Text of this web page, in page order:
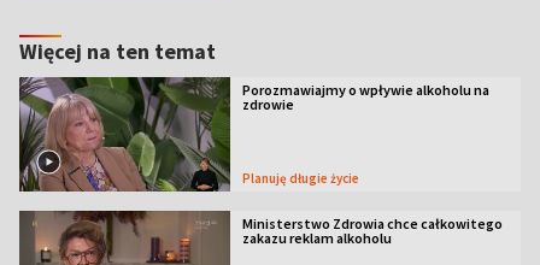
Więcej na ten temat
Porozmawiajmy o wpływie alkoholu na
zdrowie
Planuję długie życie
Ministerstwo Zdrowia chce całkowitego
zakazu reklam alkoholu